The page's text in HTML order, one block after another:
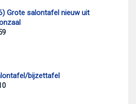
Grote salontafel nieuw uit
bijzettafel